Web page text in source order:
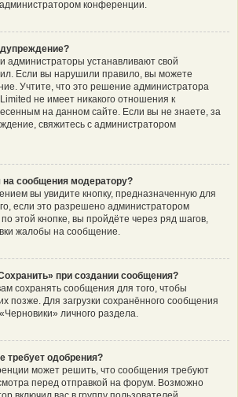
конференции.
администраторы устанавливают свой
Если вы нарушили правило, вы можете
Учтите, что это решение администратора
не имеет никакого отношения к
на данном сайте. Если вы не знаете, за
свяжитесь с администратором
на сообщения модератору?
вы увидите кнопку, предназначенную для
если это разрешено администратором
этой кнопке, вы пройдёте через ряд шагов,
жалобы на сообщение.
при создании сообщения?
сохранять сообщения для того, чтобы
позже. Для загрузки сохранённого сообщения
личного раздела.
требует одобрения?
может решить, что сообщения требуют
перед отправкой на форум. Возможно